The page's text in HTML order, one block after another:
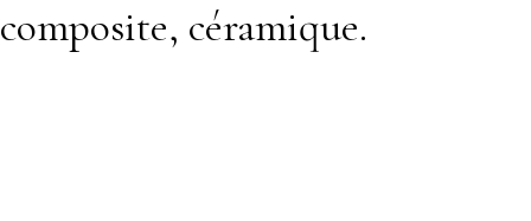
composite, céramique.